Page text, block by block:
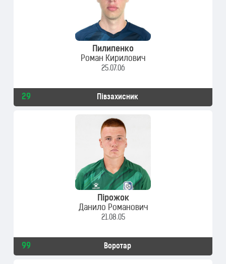
Пилипенко
Роман Кирилович
25.07.06
29 Півзахисник
Пірожок
Данило Романович
21.08.05
99 Воротар